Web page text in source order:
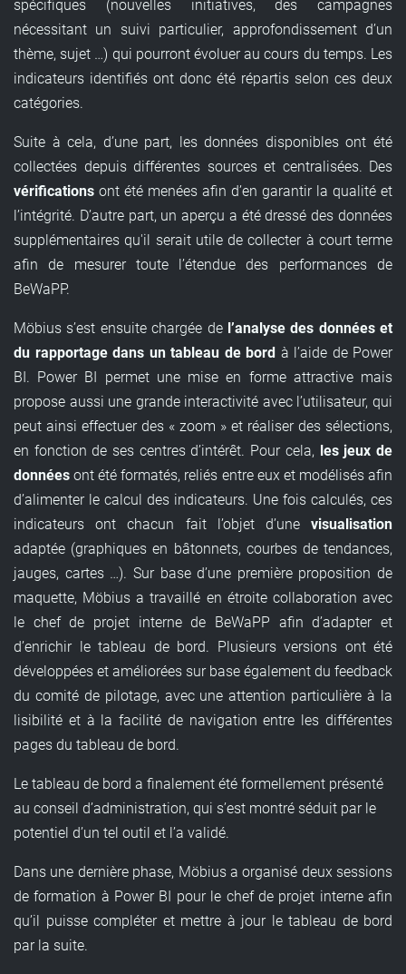
spécifiques (nouvelles initiatives, des campagnes
nécessitant un suivi particulier, approfondissement d’un
thème, sujet …) qui pourront évoluer au cours du temps. Les
indicateurs identifiés ont donc été répartis selon ces deux
catégories.
Suite à cela, d’une part, les données disponibles ont été
collectées depuis différentes sources et centralisées. Des
vérifications ont été menées afin d’en garantir la qualité et
l’intégrité. D’autre part, un aperçu a été dressé des données
supplémentaires qu'il serait utile de collecter à court terme
afin de mesurer toute l’étendue des performances de
BeWaPP.
Möbius s’est ensuite chargée de l’analyse des données et
du rapportage dans un tableau de bord à l’aide de Power
BI. Power BI permet une mise en forme attractive mais
propose aussi une grande interactivité avec l’utilisateur, qui
peut ainsi effectuer des « zoom » et réaliser des sélections,
en fonction de ses centres d’intérêt. Pour cela, les jeux de
données ont été formatés, reliés entre eux et modélisés afin
d’alimenter le calcul des indicateurs. Une fois calculés, ces
indicateurs ont chacun fait l’objet d’une visualisation
adaptée (graphiques en bâtonnets, courbes de tendances,
jauges, cartes …). Sur base d’une première proposition de
maquette, Möbius a travaillé en étroite collaboration avec
le chef de projet interne de BeWaPP afin d’adapter et
d’enrichir le tableau de bord. Plusieurs versions ont été
développées et améliorées sur base également du feedback
du comité de pilotage, avec une attention particulière à la
lisibilité et à la facilité de navigation entre les différentes
pages du tableau de bord.
Le tableau de bord a finalement été formellement présenté
au conseil d’administration, qui s’est montré séduit par le
potentiel d’un tel outil et l’a validé.
Dans une dernière phase, Möbius a organisé deux sessions
de formation à Power BI pour le chef de projet interne afin
qu’il puisse compléter et mettre à jour le tableau de bord
par la suite.